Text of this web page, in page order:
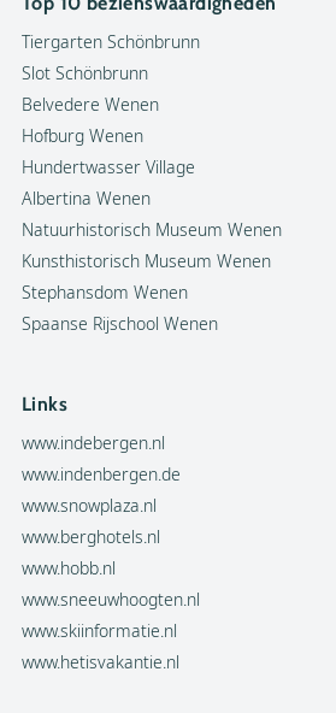
Tiergarten Schönbrunn
Slot Schönbrunn
Belvedere Wenen
Hofburg Wenen
Hundertwasser Village
Albertina Wenen
Natuurhistorisch Museum Wenen
Kunsthistorisch Museum Wenen
Stephansdom Wenen
Spaanse Rijschool Wenen
Links
www.indebergen.nl
www.indenbergen.de
www.snowplaza.nl
www.berghotels.nl
www.hobb.nl
www.sneeuwhoogten.nl
www.skiinformatie.nl
www.hetisvakantie.nl